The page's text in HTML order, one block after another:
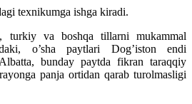
texnikumga ishga kiradi.
turkiy va boshqa tillarni mukammal
o’sha paytlari Dog’iston endi
bunday paytda fikran taraqqiy
panja ortidan qarab turolmasligi